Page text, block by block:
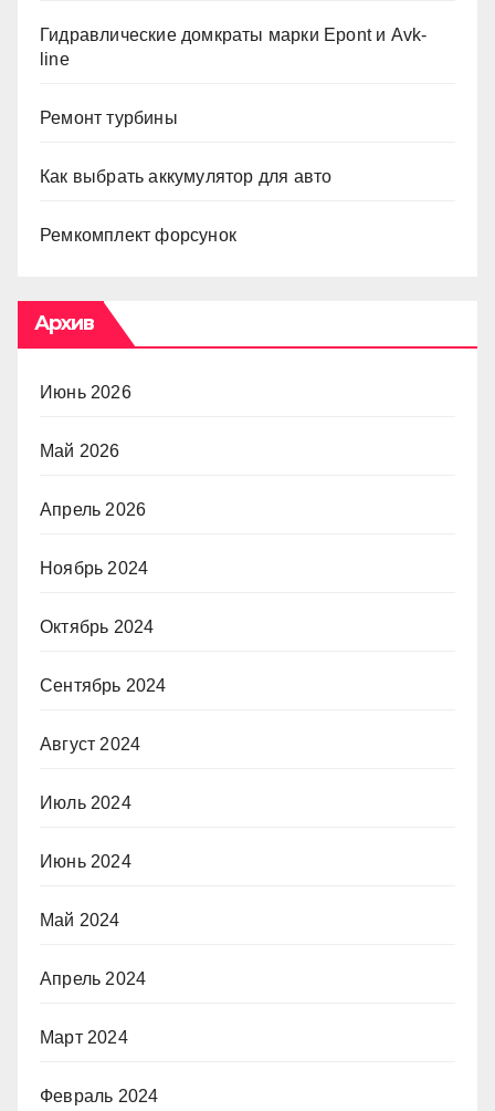
Гидравлические домкраты марки Epont и Avk-
line
Ремонт турбины
Как выбрать аккумулятор для авто
Ремкомплект форсунок
Архив
Июнь 2026
Май 2026
Апрель 2026
Ноябрь 2024
Октябрь 2024
Сентябрь 2024
Август 2024
Июль 2024
Июнь 2024
Май 2024
Апрель 2024
Март 2024
Февраль 2024